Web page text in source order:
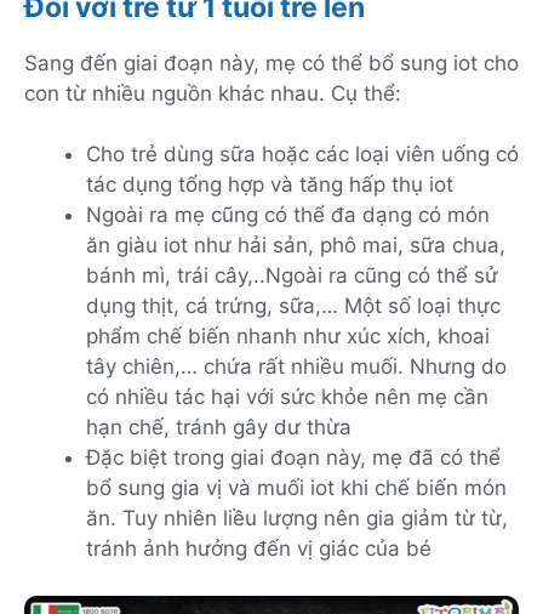
Đối với trẻ từ 1 tuổi trẻ lên
Sang đến giai đoạn này, mẹ có thể bổ sung iot cho
con từ nhiều nguồn khác nhau. Cụ thể:
Cho trẻ dùng sữa hoặc các loại viên uống có
tác dụng tổng hợp và tăng hấp thụ iot
Ngoài ra mẹ cũng có thể đa dạng có món
ăn giàu iot như hải sản, phô mai, sữa chua,
bánh mì, trái cây,..Ngoài ra cũng có thể sử
dụng thịt, cá trứng, sữa,… Một số loại thực
phẩm chế biến nhanh như xúc xích, khoai
tây chiên,… chứa rất nhiều muối. Nhưng do
có nhiều tác hại với sức khỏe nên mẹ cần
hạn chế, tránh gây dư thừa
Đặc biệt trong giai đoạn này, mẹ đã có thể
bổ sung gia vị và muối iot khi chế biến món
ăn. Tuy nhiên liều lượng nên gia giảm từ từ,
tránh ảnh hưởng đến vị giác của bé